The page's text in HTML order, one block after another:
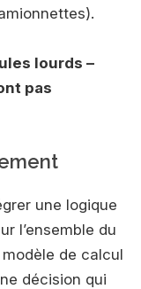
lourds –
pas
une logique
l’ensemble du
de calcul
décision qui